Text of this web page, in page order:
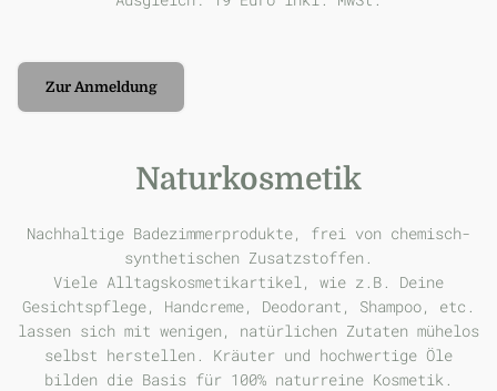
Zur Anmeldung
Naturkosmetik
Nachhaltige Badezimmerprodukte, frei von chemisch-
synthetischen Zusatzstoffen.
Viele Alltagskosmetikartikel, wie z.B. Deine
Gesichtspflege, Handcreme, Deodorant, Shampoo, etc.
lassen sich mit wenigen, natürlichen Zutaten mühelos
selbst herstellen. Kräuter und hochwertige Öle
bilden die Basis für 100% naturreine Kosmetik.